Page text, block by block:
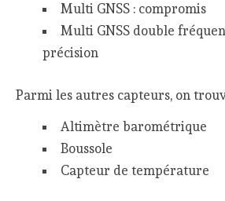
Multi GNSS : compromis
Multi GNSS double
précision
Parmi les autres capteurs, on
Altimètre barométrique
Boussole
Capteur de température